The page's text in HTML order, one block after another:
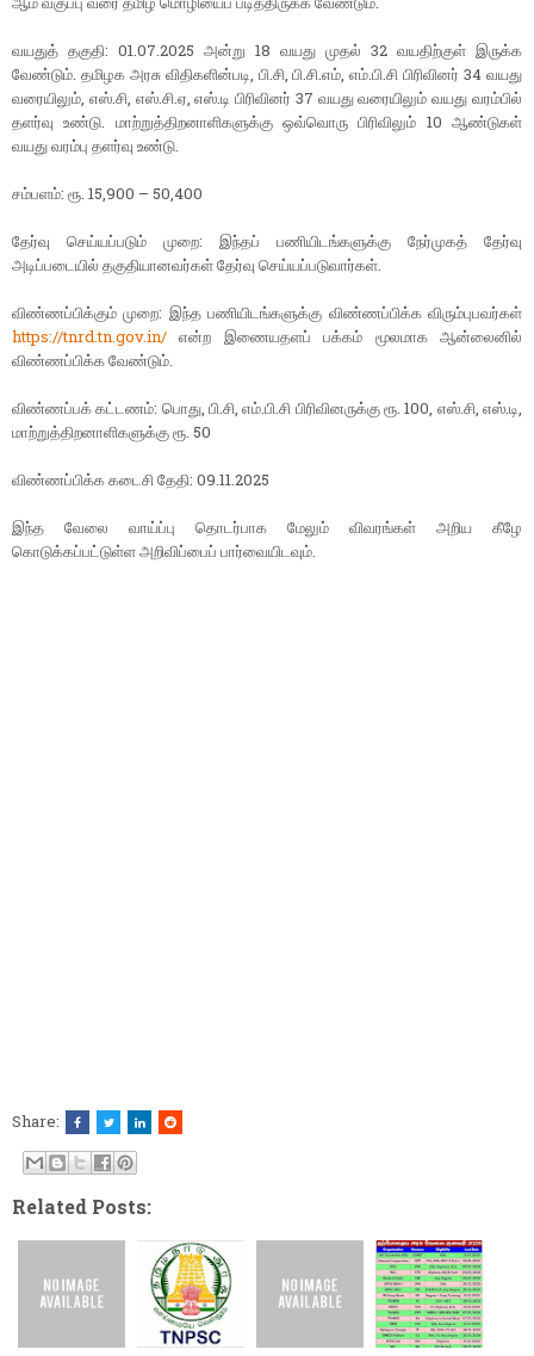
வயதுத் தகுதி: 01.07.2025 அன்று 18 வயது முதல் 32 வயதிற்குள் இருக்க
வேண்டும். தமிழக அரசு விதிகளின்படி, பி.சி, பி.சி.எம், எம்.பி.சி பிரிவினர் 34 வயது
வரையிலும், எஸ்.சி, எஸ்.சி.ஏ, எஸ்.டி பிரிவினர் 37 வயது வரையிலும் வயது வரம்பில்
தளர்வு உண்டு. மாற்றுத்திறனாளிகளுக்கு ஒவ்வொரு பிரிவிலும் 10 ஆண்டுகள்
வயது வரம்பு தளர்வு உண்டு.
சம்பளம்: ரூ. 15,900 – 50,400
தேர்வு செய்யப்படும் முறை: இந்தப் பணியிடங்களுக்கு நேர்முகத் தேர்வு
அடிப்படையில் தகுதியானவர்கள் தேர்வு செய்யப்படுவார்கள்.
விண்ணப்பிக்கும் முறை: இந்த பணியிடங்களுக்கு விண்ணப்பிக்க விரும்புபவர்கள்
https://tnrd.tn.gov.in/ என்ற இணையதளப் பக்கம் மூலமாக ஆன்லைனில்
விண்ணப்பிக்க வேண்டும்.
விண்ணப்பக் கட்டணம்: பொது, பி.சி, எம்.பி.சி பிரிவினருக்கு ரூ. 100, எஸ்.சி, எஸ்.டி,
மாற்றுத்திறனாளிகளுக்கு ரூ. 50
விண்ணப்பிக்க கடைசி தேதி: 09.11.2025
இந்த வேலை வாய்ப்பு தொடர்பாக மேலும் விவரங்கள் அறிய கீழே
கொடுக்கப்பட்டுள்ள அறிவிப்பைப் பார்வையிடவும்.
Share:
Related Posts: